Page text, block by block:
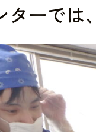
ターでは